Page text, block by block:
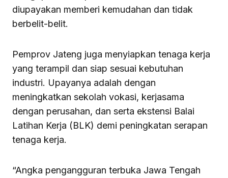
diupayakan memberi kemudahan dan tidak
berbelit-belit.
Pemprov Jateng juga menyiapkan tenaga kerja
yang terampil dan siap sesuai kebutuhan
industri. Upayanya adalah dengan
meningkatkan sekolah vokasi, kerjasama
dengan perusahan, dan serta ekstensi Balai
Latihan Kerja (BLK) demi peningkatan serapan
tenaga kerja.
“Angka pengangguran terbuka Jawa Tengah